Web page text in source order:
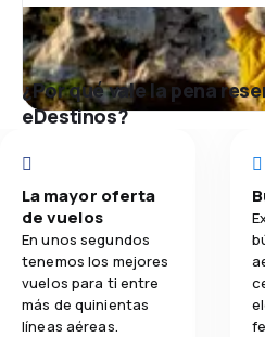
¿Por qué vale la pena
eDestinos?
La mayor oferta
de vuelos
En unos segundos
tenemos los mejores
vuelos para ti entre
más de quinientas
líneas aéreas.